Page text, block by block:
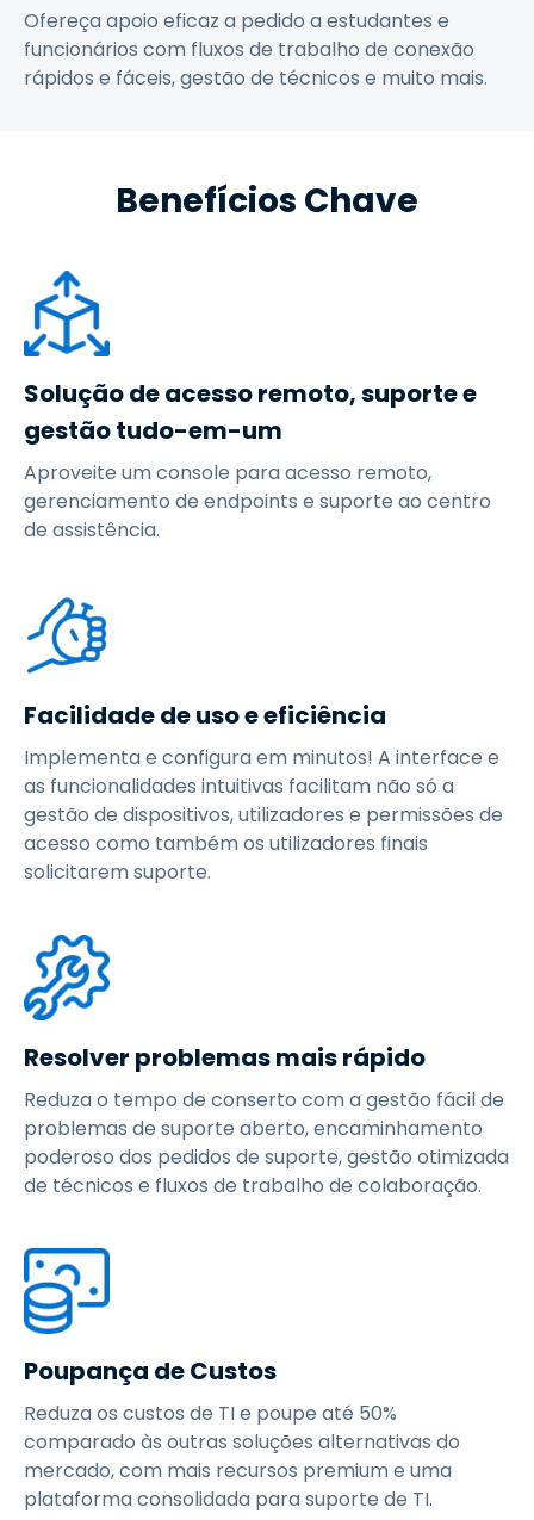
Ofereça apoio eficaz a pedido a estudantes e
funcionários com fluxos de trabalho de conexão
rápidos e fáceis, gestão de técnicos e muito mais.
Benefícios Chave
Solução de acesso remoto, suporte e
gestão tudo-em-um
Aproveite um console para acesso remoto,
gerenciamento de endpoints e suporte ao centro
de assistência.
Facilidade de uso e eficiência
Implementa e configura em minutos! A interface e
as funcionalidades intuitivas facilitam não só a
gestão de dispositivos, utilizadores e permissões de
acesso como também os utilizadores finais
solicitarem suporte.
Resolver problemas mais rápido
Reduza o tempo de conserto com a gestão fácil de
problemas de suporte aberto, encaminhamento
poderoso dos pedidos de suporte, gestão otimizada
de técnicos e fluxos de trabalho de colaboração.
Poupança de Custos
Reduza os custos de TI e poupe até 50%
comparado às outras soluções alternativas do
mercado, com mais recursos premium e uma
plataforma consolidada para suporte de TI.